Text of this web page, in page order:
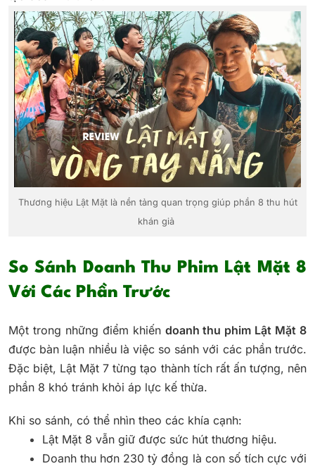
Thương hiệu Lật Mặt là nền tảng quan trọng giúp phần 8 thu hút
khán giả
So Sánh Doanh Thu Phim Lật Mặt 8
Với Các Phần Trước
Một trong những điểm khiến doanh thu phim Lật Mặt 8
được bàn luận nhiều là việc so sánh với các phần trước.
Đặc biệt, Lật Mặt 7 từng tạo thành tích rất ấn tượng, nên
phần 8 khó tránh khỏi áp lực kế thừa.
Khi so sánh, có thể nhìn theo các khía cạnh:
Lật Mặt 8 vẫn giữ được sức hút thương hiệu.
Doanh thu hơn 230 tỷ đồng là con số tích cực với